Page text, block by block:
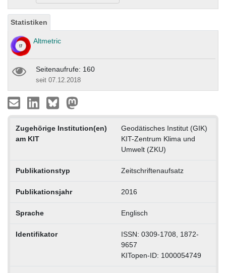
Statistiken
Altmetric
Seitenaufrufe: 160
seit 07.12.2018
Zugehörige Institution(en)
am KIT
Geodätisches Institut (GIK)
KIT-Zentrum Klima und
Umwelt (ZKU)
Publikationstyp Zeitschriftenaufsatz
Publikationsjahr 2016
Sprache Englisch
Identifikator
ISSN: 0309-1708, 1872-
9657
KITopen-ID: 1000054749